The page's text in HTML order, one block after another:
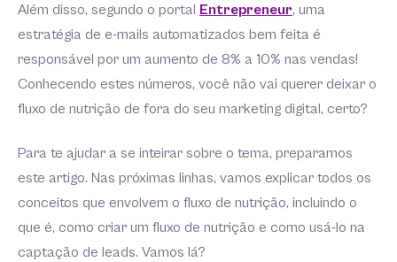
Além disso, segundo o portal Entrepreneur, uma
estratégia de e-mails automatizados bem feita é
responsável por um aumento de 8% a 10% nas vendas!
Conhecendo estes números, você não vai querer deixar o
fluxo de nutrição de fora do seu marketing digital, certo?
Para te ajudar a se inteirar sobre o tema, preparamos
este artigo. Nas próximas linhas, vamos explicar todos os
conceitos que envolvem o fluxo de nutrição, incluindo o
que é, como criar um fluxo de nutrição e como usá-lo na
captação de leads. Vamos lá?